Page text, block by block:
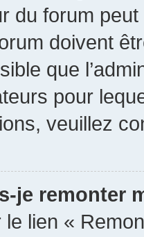
du forum
doivent
que
pour
veuillez
je remonter
le lien «